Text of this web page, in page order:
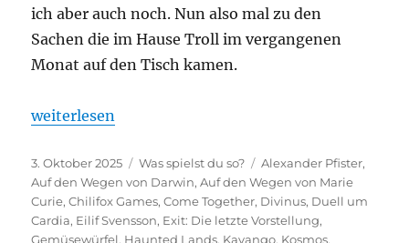
ich aber auch noch. Nun also mal zu den
Sachen die im Hause Troll im vergangenen
Monat auf den Tisch kamen.
„Was spielst du so? – September 2025“
weiterlesen
Veröffentlicht
am
3. Oktober 2025 Kategorien
Was spielst du so? Schlagwörter
Alexander Pfister,
Auf den Wegen von Darwin,Auf den Wegen von Marie
Curie,Chilifox Games,Come Together, Divinus, Duell um
Cardia, Eilif Svensson, Exit: Die letzte Vorstellung,
Gemüsewürfel, Haunted Lands, Kavango, Kosmos,